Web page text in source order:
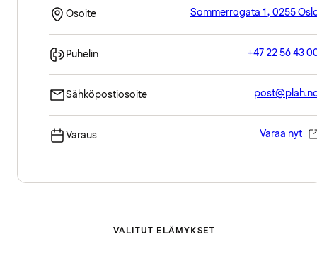
Osoite Sommerrogata 1, 0255
Puhelin +47 22 56 43
Sähköpostiosoite
Varaus Varaa nyt
VALITUT ELÄMYKSET